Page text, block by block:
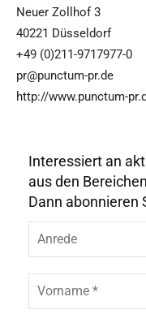
Neuer Zollhof 3
40221 Düsseldorf
+49 (0)211-9717977-0
pr@punctum-pr.de
http://www.punctum-
Interessiert an
aus den
Dann abonnieren
r
e
e